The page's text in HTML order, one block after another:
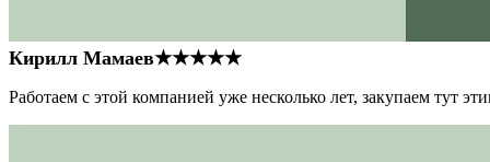
Кирилл Мамаев★★★★★
Работаем с этой компанией уже несколько лет, закупаем тут